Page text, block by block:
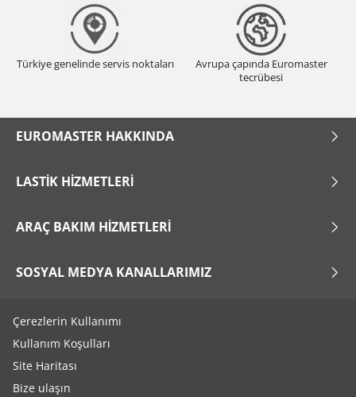
Türkiye genelinde servis noktaları
Avrupa çapında Euromaster
tecrübesi
EUROMASTER HAKKINDA
LASTIK HIZMETLERI
ARAÇ BAKIM HIZMETLERI
SOSYAL MEDYA KANALLARIMIZ
Çerezlerin Kullanımı
Kullanım Koşulları
Site Haritası
Bize ulaşın